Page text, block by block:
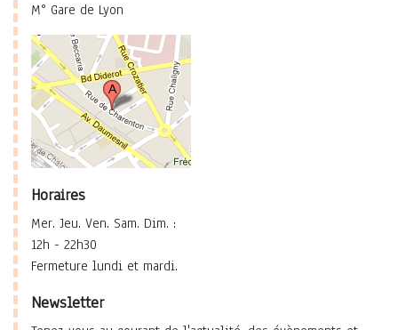
M° Gare de Lyon
Horaires
Mer. Jeu. Ven. Sam. Dim. :
12h - 22h30
Fermeture lundi et mardi.
Newsletter